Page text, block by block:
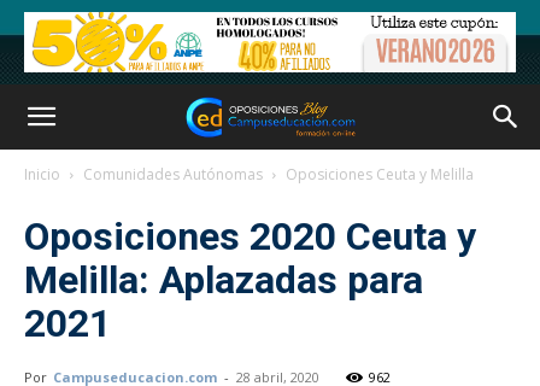
Inicio Comunidades Autónomas Oposiciones Ceuta y Melilla
Oposiciones 2020 Ceuta y
Melilla: Aplazadas para
2021
Por Campuseducacion.com - 28 abril, 2020 962